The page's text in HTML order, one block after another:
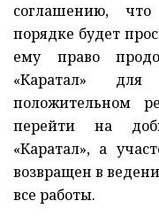
соглашению,
порядке будет
ему право
«Каратал»
положительном
перейти на
«Каратал», а
возвращен в
все работы.